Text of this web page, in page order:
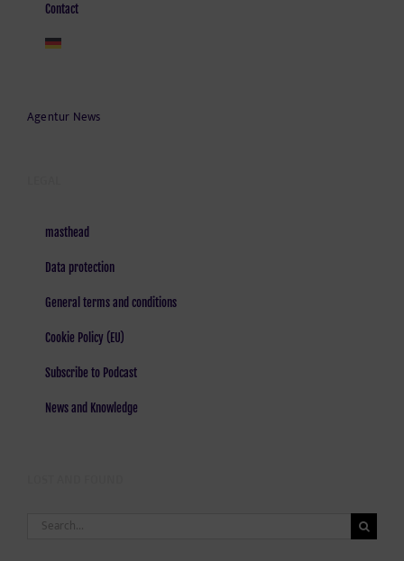
Contact
Agentur News
masthead
Data protection
General terms and conditions
Cookie Policy (EU)
Subscribe to Podcast
News and Knowledge
Search